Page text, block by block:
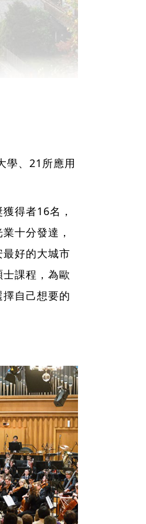
學、21所應用
得者16名，
十分發達，
好的大城市
課程，為歐
自己想要的